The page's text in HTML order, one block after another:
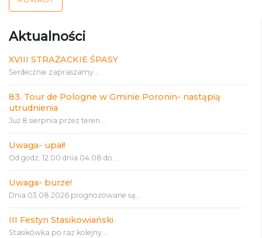
Aktualności
XVIII STRAŻACKIE ŚPASY
Serdecznie zapraszamy...
83. Tour de Pologne w Gminie Poronin- nastąpią
utrudnienia
Już 8 sierpnia przez teren...
Uwaga- upał!
Od godz. 12:00 dnia 04.08 do...
Uwaga- burze!
Dnia 03.08.2026 prognozowane są...
III Festyn Stasikowiański
Stasikówka po raz kolejny...